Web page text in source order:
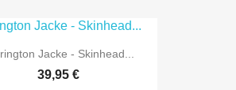
Jacke - Skinhead...
39,95 €